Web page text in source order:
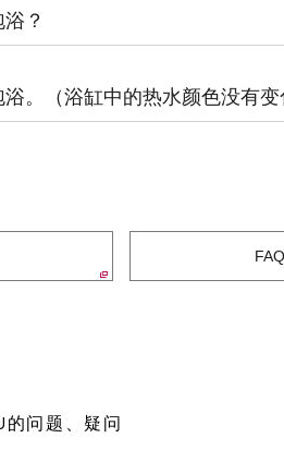
？
。（浴缸中的热水颜色没有变
问题、疑问